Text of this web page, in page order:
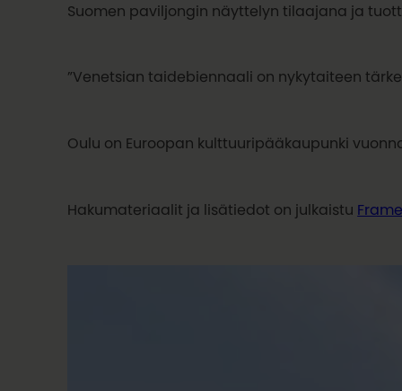
Suomen paviljongin näyttelyn tilaajana ja
”Venetsian taidebiennaali on nykytaiteen
Oulu on Euroopan kulttuuripääkaupunki
Hakumateriaalit ja lisätiedot on julkaistu